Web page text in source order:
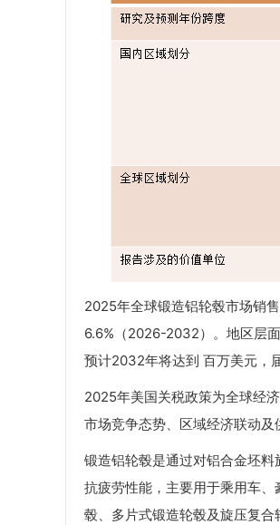
2025年全球锻造铝轮毂市场销
6.6%（2026-2032）。地区层
预计2032年将达到 百万美元，
2025年美国关税政策为全球经
市场竞争态势、区域经济联动及
锻造铝轮毂是通过对铝合金坯
抗疲劳性能，主要用于乘用车
毂、多片式锻造轮毂及旋压复